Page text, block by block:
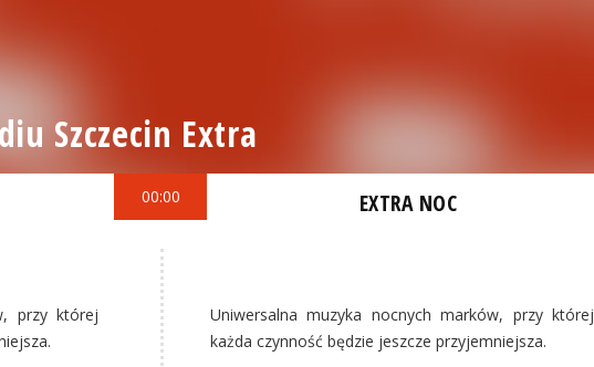
Szczecin Extra
przy której
00:00 EXTRA NOC
Uniwersalna muzyka nocnych marków, przy której
każda czynność będzie jeszcze przyjemniejsza.